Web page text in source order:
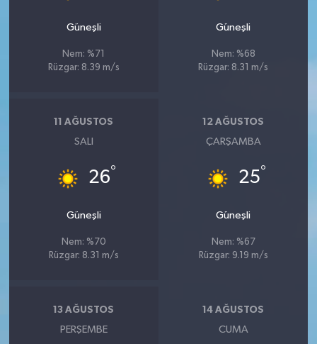
Güneşli
Nem: %71
Rüzgar: 8.39 m/s
Güneşli
Nem: %68
Rüzgar: 8.31 m/s
11 AĞUSTOS
SALI
26°
Güneşli
Nem: %70
Rüzgar: 8.31 m/s
12 AĞUSTOS
ÇARŞAMBA
25°
Güneşli
Nem: %67
Rüzgar: 9.19 m/s
13 AĞUSTOS
PERŞEMBE
14 AĞUSTOS
CUMA